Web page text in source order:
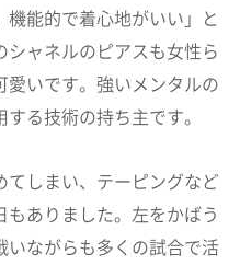
能的で着心地がいい」と
ャネルのピアスも女性ら
愛いです。強いメンタルの
る技術の持ち主です。
しまい、テーピングなど
ありました。左をかばう
いながらも多くの試合で活